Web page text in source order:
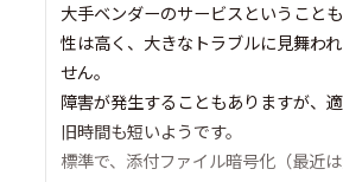
大手ベンダーのサービスということ
性は高く、大きなトラブルに見舞わ
せん。
障害が発生することもありますが、
旧時間も短いようです。
標準で、添付ファイル暗号化（最近は